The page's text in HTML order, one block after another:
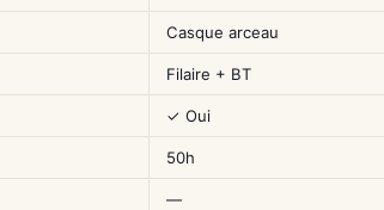
Casque arceau
Filaire + BT
✓ Oui
50h
—